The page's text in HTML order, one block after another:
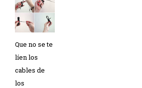
Que no se te
líen los
cables de
los